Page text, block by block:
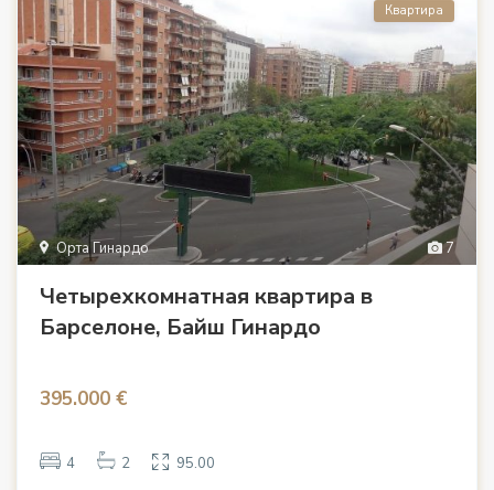
7
Орта Гинардо
Квартира
Четырехкомнатная квартира в
Барселоне, Байш Гинардо
395.000 €
4 2 95.00